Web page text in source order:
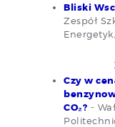
Bliski
Zespół
Czy w
CO₂? -